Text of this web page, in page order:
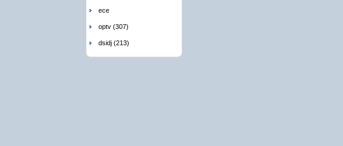
ece
optv (307)
dsidj (213)